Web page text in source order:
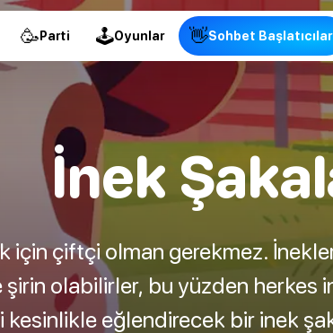
🥳Parti 🕹Oyunlar 👋Sohbet Başlatıcılar
İnek
için çiftçi olman gerekmez.
olabilirler, bu yüzden herkes
kesinlikle eğlendirecek bir inek